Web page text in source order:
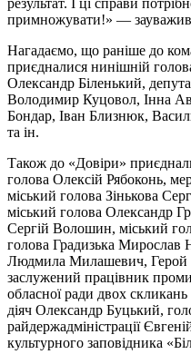
примножувати!» —
Нагадаємо, що раніше до
приєдналися нинішній
Олександр Біленький,
Володимир Куцовол, Інна
Бондар, Іван Близнюк,
та ін.
Також до «Довіри»
голова Олексій Рябоконь,
міський голова Зінькова
міський голова Олександр
Сергій Волошин, міський
голова Градизька Мирослав
Людмила Милашевич, Герой
заслужений працівник
обласної ради двох
діяч Олександр Буцький,
райдержадміністрації
культурного заповідника